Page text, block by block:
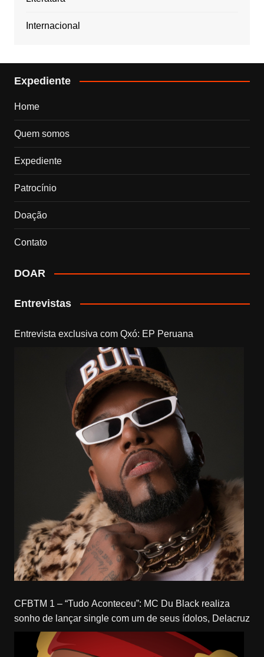
Internacional
Expediente
Home
Quem somos
Expediente
Patrocínio
Doação
Contato
DOAR
Entrevistas
Entrevista exclusiva com Qxó: EP Peruana
CFBTM 1 – “Tudo Aconteceu”: MC Du Black realiza
sonho de lançar single com um de seus ídolos, Delacruz